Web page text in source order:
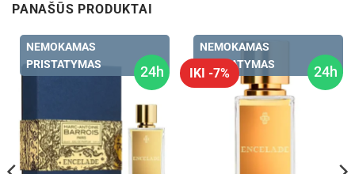
PANAŠŪS PRODUKTAI
24h
NEMOKAMAS
PRISTATYMAS
24h
IKI -7%
NEMOKAMAS
PRISTATYMAS